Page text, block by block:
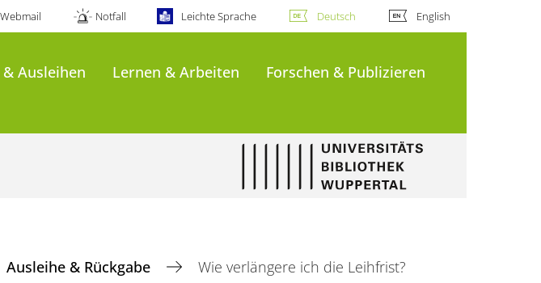
Webmail Notfall Leichte Sprache Deutsch English
Ausleihen Lernen & Arbeiten
Forschen & Publizieren
Ausleihe & Rückgabe Wie verlängere ich die Leihfrist?